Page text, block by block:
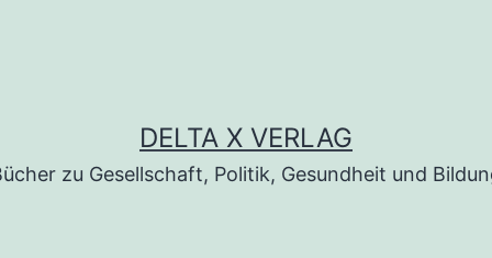
DELTA X VERLAG
zu Gesellschaft, Politik, Gesundheit und